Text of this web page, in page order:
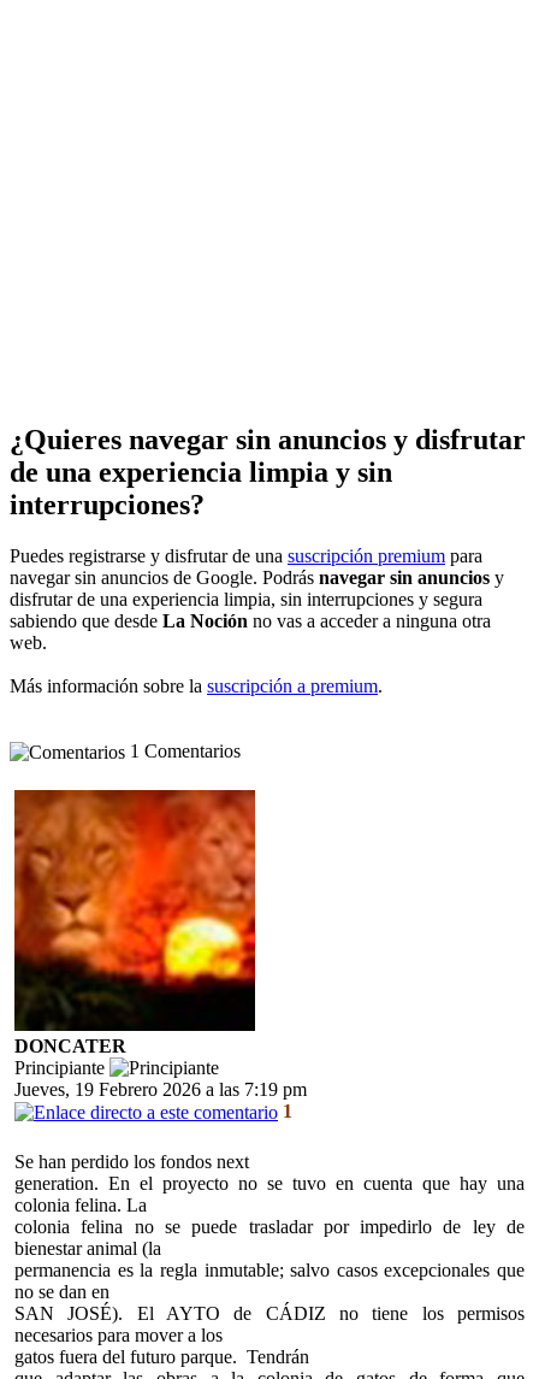
¿Quieres navegar sin anuncios y disfrutar
de una experiencia limpia y sin
interrupciones?
Puedes registrarse y disfrutar de una suscripción premium para
navegar sin anuncios de Google. Podrás navegar sin anuncios y
disfrutar de una experiencia limpia, sin interrupciones y segura
sabiendo que desde La Noción no vas a acceder a ninguna otra
web.
Más información sobre la suscripción a premium.
1 Comentarios
DONCATER
Principiante
Jueves, 19 Febrero 2026 a las 7:19 pm
1
Se han perdido los fondos next
generation. En el proyecto no se tuvo en cuenta que hay una
colonia felina. La
colonia felina no se puede trasladar por impedirlo de ley de
bienestar animal (la
permanencia es la regla inmutable; salvo casos excepcionales que
no se dan en
SAN JOSÉ). El AYTO de CÁDIZ no tiene los permisos
necesarios para mover a los
gatos fuera del futuro parque. Tendrán